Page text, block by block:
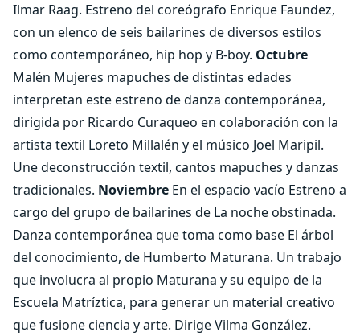
Ilmar Raag. Estreno del coreógrafo Enrique Faundez,
con un elenco de seis bailarines de diversos estilos
como contemporáneo, hip hop y B-boy. Octubre
Malén Mujeres mapuches de distintas edades
interpretan este estreno de danza contemporánea,
dirigida por Ricardo Curaqueo en colaboración con la
artista textil Loreto Millalén y el músico Joel Maripil.
Une deconstrucción textil, cantos mapuches y danzas
tradicionales. Noviembre En el espacio vacío Estreno a
cargo del grupo de bailarines de La noche obstinada.
Danza contemporánea que toma como base El árbol
del conocimiento, de Humberto Maturana. Un trabajo
que involucra al propio Maturana y su equipo de la
Escuela Matríztica, para generar un material creativo
que fusione ciencia y arte. Dirige Vilma González.